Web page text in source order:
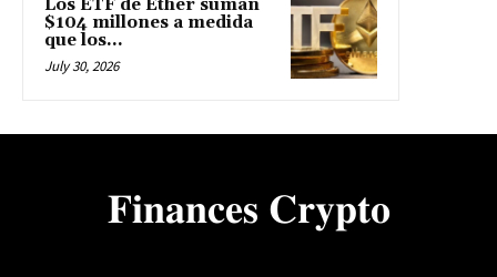
Los ETF de Ether suman
$104 millones a medida
que los...
July 30, 2026
𝐅𝐢𝐧𝐚𝐧𝐜𝐞𝐬 𝐂𝐫𝐲𝐩𝐭𝐨